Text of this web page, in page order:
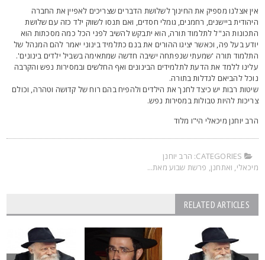
אצלנו מספיק את החינוך לשלושת הדברים שצריכים לאפיין את החברה
ביישנים, רחמנים, גומלי חסדים, ואם תנסו לשווק ילד כזה עם שלושת
הנ"ל לתלמוד תורה, הוא יתבקש להשיב לפני הכל כמה מסכתות הוא
בעל פה, וכאשר יציגו ההורים את בנם כתלמיד בינוני יאמר להם המנהל של
תורה 'שמעתי שנפתחה ישיבה חדשה שמתאימה בשביל ילדים בינונים'.
ללמד את הדעת לתלמידים הבינונים ואף החלשים ובמסירות נפש והקרבה
להביאם לגדלות בתורה.
רבות יש כיצד לחנך את הילדים ולהפיח בהם רוח של קדושה וטהרה, וכולם
להיות טבולות במסירות נפש.
יוחנן מיכאלי הי"ו מלוד
CATEGORIES:
הרב יוחנן
,ואתחנן,פרשת שבוע מאת...
RELATED ARTICLES